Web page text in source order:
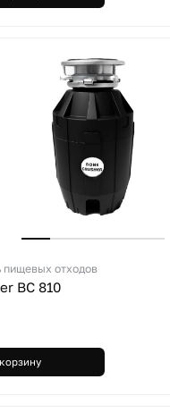
пищевых отходов
BC 810